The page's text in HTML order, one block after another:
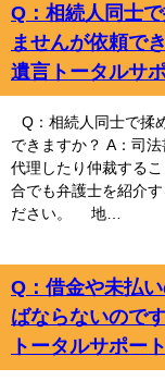
Q：相続人同士
ませんが依頼で
遺言トータルサ
Q：相続人同士で揉
できますか？ A：司
代理したり仲裁する
合でも弁護士を紹介
ださい。 地…
Q：借金や未払
ばならないので
トータルサポート